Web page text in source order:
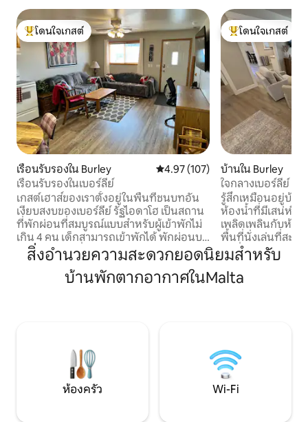
โดนใจเกสต์ที่สุด
โดนใจเกสต์
เรือนรับรองใน Burley คะแนนเฉลี่ย 4.97 จาก 5, 107 รีวิว
4.97 (107)
เรือนรับรองในเบอร์ลีย์
เกสต์เฮาส์ของเราตั้งอยู่ในพื้นที่ชนบทอัน
เงียบสงบของเบอร์ลีย์ รัฐไอดาโฮ เป็นสถาน
ที่พักผ่อนที่สมบูรณ์แบบสำหรับผู้เข้าพักไม่
เกิน 4 คน เด็กสามารถเข้าพักได้ พักผ่อนบน
เตียงควีนไซส์ที่อบอุ่น เตียงโซฟา หรือเตียง
พับ 2 เตียง และเพลิดเพลินกับอ่างอาบน้ำ
แบบมีหัวฉีดน้ำ ทำอาหารในห้องครัวที่มี
สัมผัสการผสมผสานที่ลงตัวระหว่างการพัก
ผ่อนและเสน่ห์ของธรรมชาติ!
โดนใจเกสต์ที่สุด
โดนใจเกสต์
บ้านใน Burley
ใจกลางเบอร์ลีย์ ·
รู้สึกเหมือนอยู่บ้าน
ห้องน้ำที่มีเสน่ห์แห่
เพลิดเพลินกับห้อ
พื้นที่นั่งเล่นที่สะด
ตัวที่กว้างขวาง เ
ให้เด็กๆ ได้เล่น ห
อันกว้างใหญ่ของไ
ให้คุณได้หายใจแล
สิ่งอำนวยความสะดวกยอดนิยมสำหรับ
บ้านพักตากอากาศในMalta
ห้องครัว Wi-Fi